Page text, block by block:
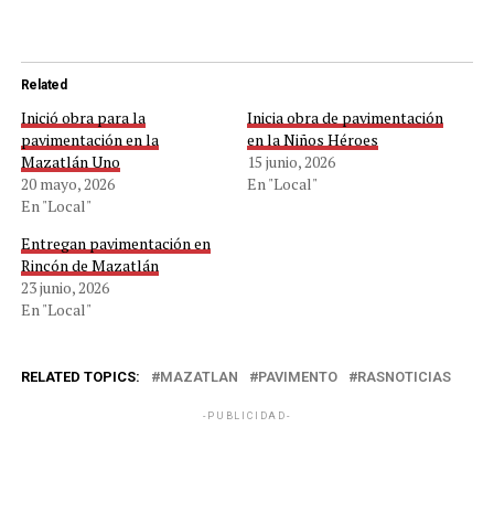
Related
Inició obra para la
pavimentación en la
Mazatlán Uno
20 mayo, 2026
En "Local"
Inicia obra de pavimentación
en la Niños Héroes
15 junio, 2026
En "Local"
Entregan pavimentación en
Rincón de Mazatlán
23 junio, 2026
En "Local"
RELATED TOPICS: MAZATLAN PAVIMENTO RASNOTICIAS
-PUBLICIDAD-